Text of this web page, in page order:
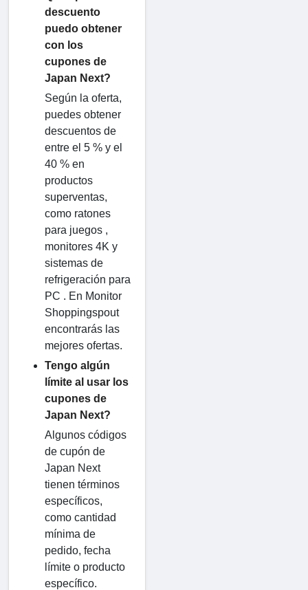
descuento
puedo obtener
con los
cupones de
Japan Next?
Según la oferta,
puedes obtener
descuentos de
entre el 5 % y el
40 % en
productos
superventas,
como ratones
para juegos ,
monitores 4K y
sistemas de
refrigeración para
PC . En Monitor
Shoppingspout
encontrarás las
mejores ofertas.
Tengo algún
límite al usar los
cupones de
Japan Next?
Algunos códigos
de cupón de
Japan Next
tienen términos
específicos,
como cantidad
mínima de
pedido, fecha
límite o producto
específico.